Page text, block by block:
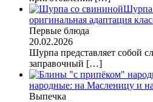
Шурпа
оригинальная адаптация
Первые блюда
20.02.2026
Шурпа представляет собой
заправочный […]
народные: на Масленицу и
Выпечка